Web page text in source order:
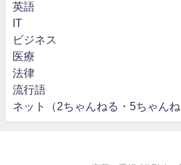
英語
IT
ビジネス
医療
法律
流行語
ネット（2ちゃんねる・5ちゃんね